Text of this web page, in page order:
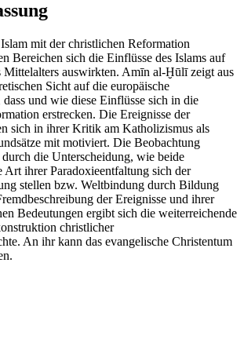
mit der christlichen Reformation
Bereichen sich die Einflüsse des Islams auf
auswirkten. Amīn al-Ḫūlī zeigt aus
Sicht auf die europäische
und wie diese Einflüsse sich in die
erstrecken. Die Ereignisse der
sich in ihrer Kritik am Katholizismus als
mit motiviert. Die Beobachtung
die Unterscheidung, wie beide
ihrer Paradoxieentfaltung sich der
stellen bzw. Weltbindung durch Bildung
der Ereignisse und ihrer
Bedeutungen ergibt sich die weiterreichende
christlicher
An ihr kann das evangelische Christentum